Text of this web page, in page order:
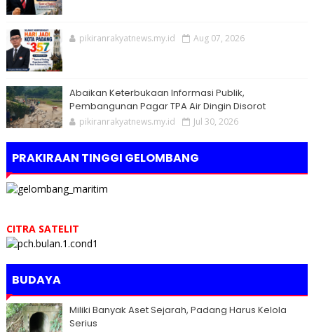
pikiranrakyatnews.my.id Aug 07, 2026
Abaikan Keterbukaan Informasi Publik,
Pembangunan Pagar TPA Air Dingin Disorot
pikiranrakyatnews.my.id Jul 30, 2026
PRAKIRAAN TINGGI GELOMBANG
CITRA SATELIT
BUDAYA
Miliki Banyak Aset Sejarah, Padang Harus Kelola
Serius